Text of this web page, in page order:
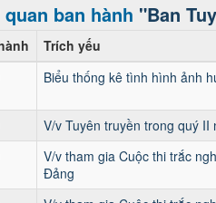
ban hành "Ban
Trích yếu
Biểu thống kê tình hình ảnh
V/v Tuyên truyền trong quý II
V/v tham gia Cuộc thi trắc
Đảng